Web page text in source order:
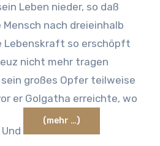
Leben nieder, so daß
nach dreieinhalb
Lebenskraft so erschöpft
nicht mehr tragen
großes Opfer teilweise
er Golgatha erreichte, wo
(mehr …)